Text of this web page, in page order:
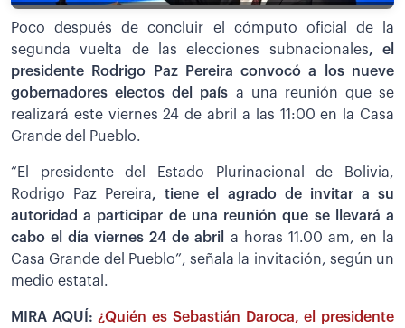
Poco después de concluir el cómputo oficial de la
segunda vuelta de las elecciones subnacionales, el
presidente Rodrigo Paz Pereira convocó a los nueve
gobernadores electos del país a una reunión que se
realizará este viernes 24 de abril a las 11:00 en la Casa
Grande del Pueblo.
“El presidente del Estado Plurinacional de Bolivia,
Rodrigo Paz Pereira, tiene el agrado de invitar a su
autoridad a participar de una reunión que se llevará a
cabo el día viernes 24 de abril
a horas 11.00 am, en la
Casa Grande del Pueblo”, señala la invitación, según un
medio estatal.
MIRA AQUÍ:¿Quién es Sebastián Daroca, el presidente